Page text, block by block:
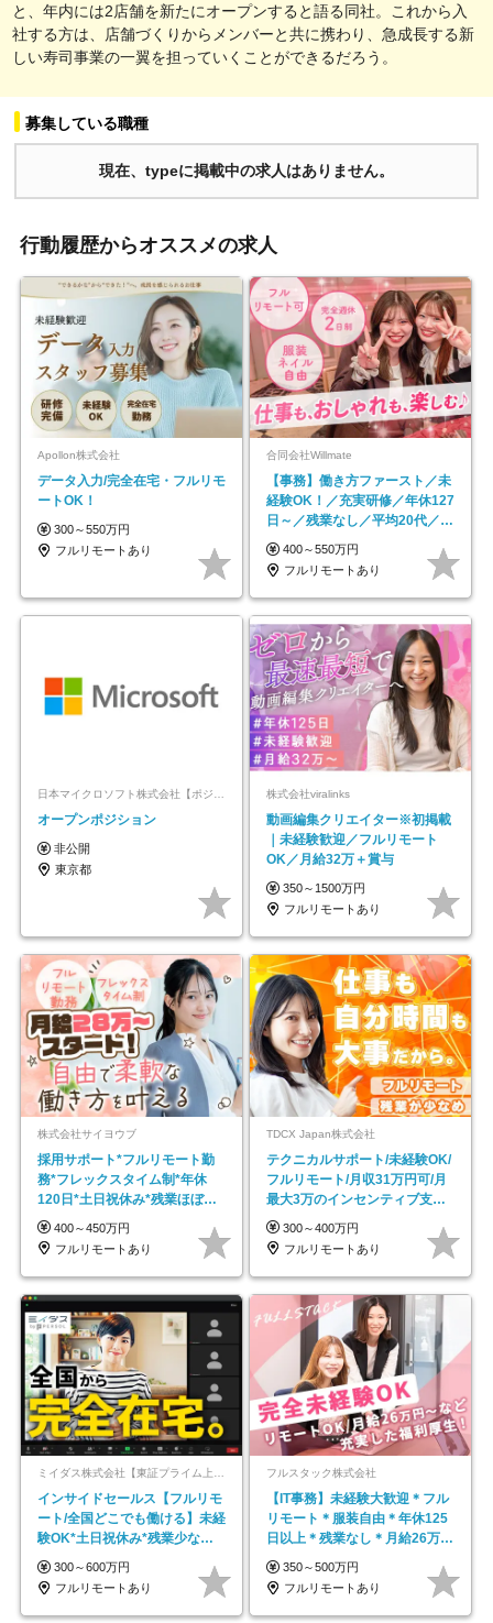
と、年内には2店舗を新たにオープンすると語る同社。これから入
社する方は、店舗づくりからメンバーと共に携わり、急成長する新
しい寿司事業の一翼を担っていくことができるだろう。
募集している職種
現在、typeに掲載中の求人はありません。
行動履歴からオススメの求人
Apollon株式会社
データ入力/完全在宅・フルリモ
ートOK！
300～550万円
フルリモートあり
合同会社Willmate
【事務】働き方ファースト／未
経験OK！／充実研修／年休127
日～／残業なし／平均20代／リ
モートOK
400～550万円
フルリモートあり
日本マイクロソフト株式会社【ポジションマッチ登録】
オープンポジション
非公開
東京都
株式会社viralinks
動画編集クリエイター※初掲載
｜未経験歓迎／フルリモート
OK／月給32万＋賞与
350～1500万円
フルリモートあり
株式会社サイヨウブ
採用サポート*フルリモート勤
務*フレックスタイム制*年休
120日*土日祝休み*残業ほぼな
し*育児中社員8割以上
400～450万円
フルリモートあり
TDCX Japan株式会社
テクニカルサポート/未経験OK/
フルリモート/月収31万円可/月
最大3万のインセンティブ支給/
平均年齢33歳
300～400万円
フルリモートあり
ミイダス株式会社【東証プライム上場パーソルグループ】
インサイドセールス【フルリモ
ート/全国どこでも働ける】未経
験OK*土日祝休み*残業少なめ*
在宅勤務手当あり
300～600万円
フルリモートあり
フルスタック株式会社
【IT事務】未経験大歓迎＊フル
リモート＊服装自由＊年休125
日以上＊残業なし＊月給26万円
以上
350～500万円
フルリモートあり